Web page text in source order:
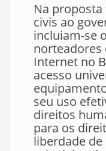
Na
civis ao
incluiam-se
norteadores
Internet no
acesso
seu uso
direitos
para os
liberdade de